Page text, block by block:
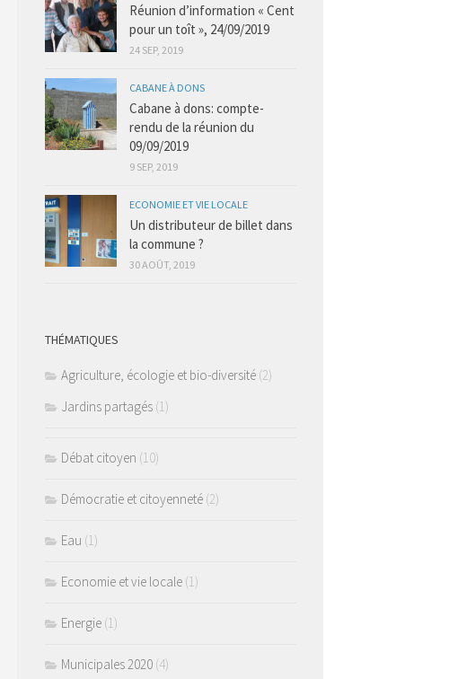
Réunion d’information « Cent
pour un toît », 24/09/2019
24 SEP, 2019
CABANE À DONS
Cabane à dons: compte-
rendu de la réunion du
09/09/2019
9 SEP, 2019
ECONOMIE ET VIE LOCALE
Un distributeur de billet dans
la commune ?
30 AOÛT, 2019
THÉMATIQUES
Agriculture, écologie et bio-diversité (2)
Jardins partagés (1)
Débat citoyen (10)
Démocratie et citoyenneté (2)
Eau (1)
Economie et vie locale (1)
Energie (1)
Municipales 2020 (4)